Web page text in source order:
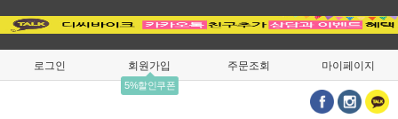
로그인 회원가입
5%할인쿠폰
주문조회 마이페이지